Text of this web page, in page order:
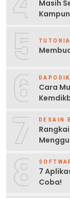
Masih
5
6
Cara
7 DESAIN
8
7
Coba!